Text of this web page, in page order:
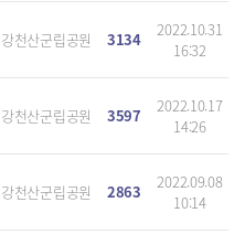
강천산군립공원 3134
2022.10.31
16:32
강천산군립공원 3597
2022.10.17
14:26
강천산군립공원 2863
2022.09.08
10:14